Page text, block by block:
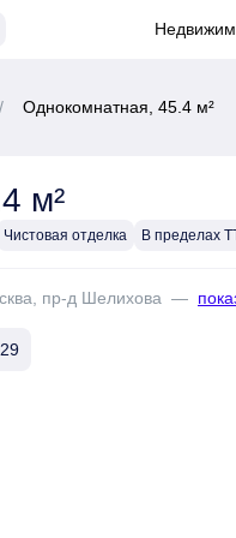
/ Однокомнатная, 45.4 м²
м²
Чистовая отделка В пределах
пр-д Шелихова —